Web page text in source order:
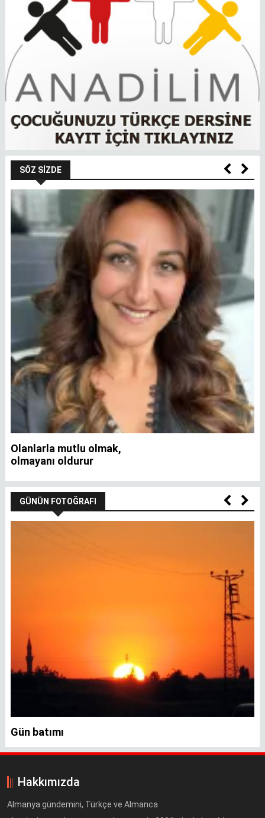
SÖZ SIZDE
Olanlarla mutlu olmak,
olmayanı oldurur
GÜNÜN FOTOĞRAFI
Gün batımı
Hakkımızda
Almanya gündemini, Türkçe ve Almanca